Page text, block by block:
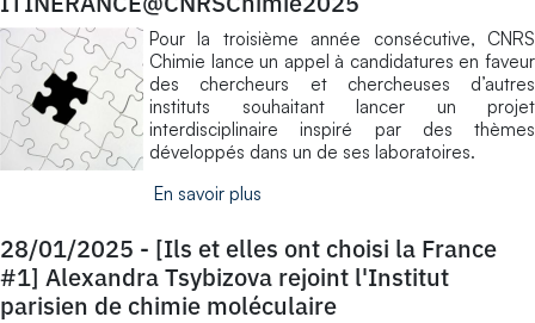
Pour la troisième année consécutive, CNRS
Chimie lance un appel à candidatures en faveur
des chercheurs et chercheuses d’autres
instituts souhaitant lancer un projet
interdisciplinaire inspiré par des thèmes
développés dans un de ses laboratoires.
En savoir plus
28/01/2025 - [Ils et elles ont choisi la France
#1] Alexandra Tsybizova rejoint l'Institut
parisien de chimie moléculaire